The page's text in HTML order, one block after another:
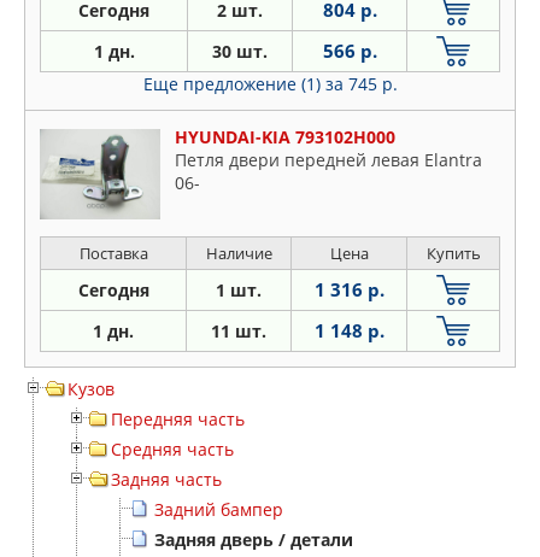
Сегодня 2 шт. 804 р.
1 дн. 30 шт. 566 р.
Еще предложение (1) за 745 р.
HYUNDAI-KIA 793102H000
Петля двери передней левая Elantra
06-
Поставка Наличие Цена Купить
Сегодня 1 шт. 1 316 р.
1 дн. 11 шт. 1 148 р.
Кузов
Передняя часть
Средняя часть
Задняя часть
Задний бампер
Задняя дверь / детали